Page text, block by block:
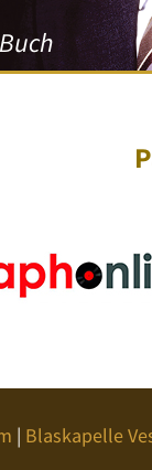
Buch
| Blaskapelle